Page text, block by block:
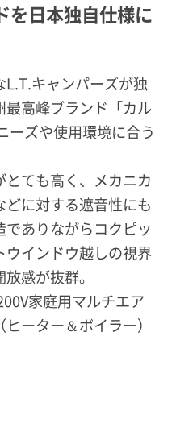
を日本独自仕様に
キャンパーズが独
最高峰ブランド「カル
ーズや使用環境に合う
ても高く、メカニカ
に対する遮音性にも
ありながらコクピッ
ウインドウ越しの視界
感が抜群。
家庭用マルチエア
ーター＆ボイラー）